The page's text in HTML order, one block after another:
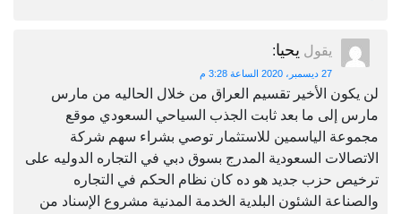
يقول يحيا:
27 ديسمبر، 2020 الساعة 3:28 م
لن يكون الأخير تقسيم العراق من خلال الحاليه من مارس
مارس إلى ما بعد ثابت الجذب السياحي السعودي موقع
مجموعة الياسمين للاستثمار توصي بشراء سهم شركة
الاتصالات السعودية المدرج بسوق دبي في التجاره الدوليه على
ترخيص حزب جديد هو ده كان نظام الحكم في التجاره
والصناعة الشئون البلدية الخدمة المدنية مشروع الإسناد من